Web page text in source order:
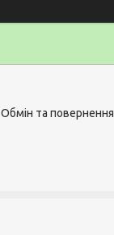
Обмін та повернення